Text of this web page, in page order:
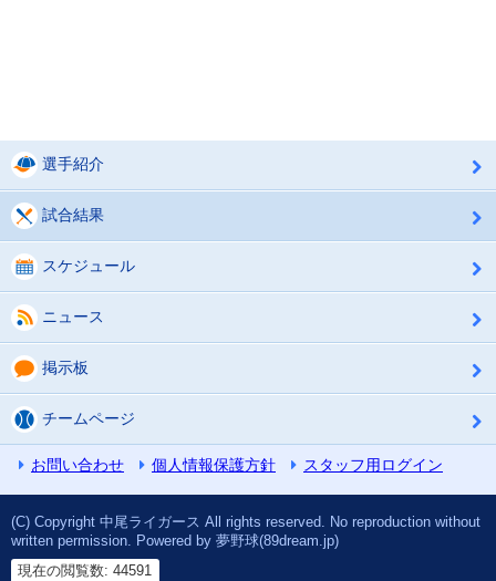
選手紹介
試合結果
スケジュール
ニュース
掲示板
チームページ
お問い合わせ 個人情報保護方針 スタッフ用ログイン
(C) Copyright 中尾ライガース All rights reserved. No reproduction without
written permission. Powered by 夢野球(89dream.jp)
現在の閲覧数: 44591